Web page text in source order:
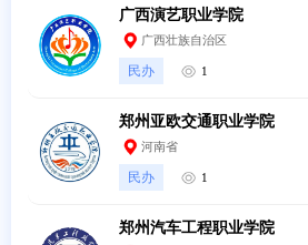
广西演艺职业学院
广西壮族自治区
民办 1
郑州亚欧交通职业学院
河南省
民办 1
郑州汽车工程职业学院